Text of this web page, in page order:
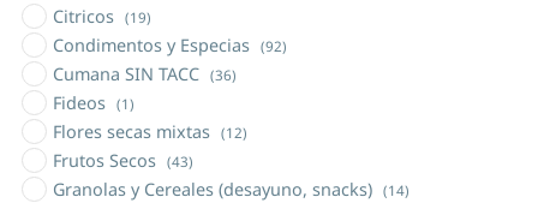
Citricos (19)
Condimentos y Especias (92)
Cumana SIN TACC (36)
Fideos (1)
Flores secas mixtas (12)
Frutos Secos (43)
Granolas y Cereales (desayuno, snacks) (14)